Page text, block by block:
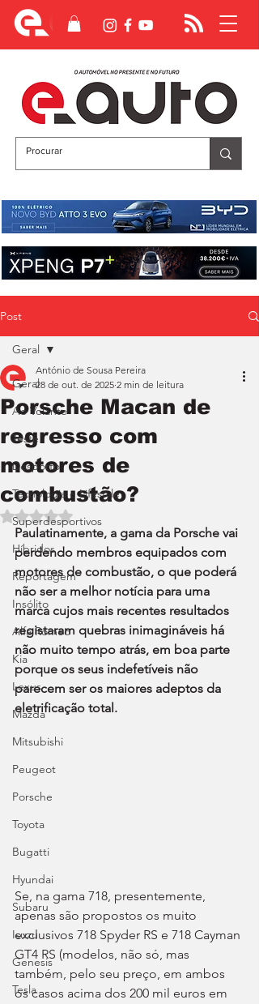
Post
Geral
Ao Volante
Teste
Desporto
Tecnologia e Lifestyle
Superdesportivos
Híbridos
Reportagem
Insólito
Alfa Romeo
Kia
Lexus
Mazda
Mitsubishi
Peugeot
Porsche
Toyota
Bugatti
Hyundai
Subaru
Isuzu
Genesis
Tesla
Geral
Porsche Macan de
regresso com
motores de
combustão?
António de Sousa Pereira
28 de out. de 2025 2 min de leitura
Avaliado com NaN de 5 estrelas.
Paulatinamente, a gama da Porsche vai
perdendo membros equipados com
motores de combustão, o que poderá
não ser a melhor notícia para uma
marca cujos mais recentes resultados
registaram quebras inimagináveis há
não muito tempo atrás, em boa parte
porque os seus indefetíveis não
parecem ser os maiores adeptos da
eletrificação total.
Se, na gama 718, presentemente,
apenas são propostos os muito
exclusivos 718 Spyder RS e 718 Cayman
GT4 RS (modelos, não só, mas
também, pelo seu preço, em ambos
os casos acima dos 200 mil euros em